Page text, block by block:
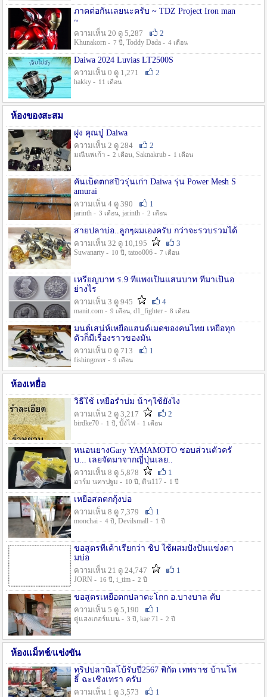
ภาคต่อกันเลยนะครับ ~ TDZ Project Iron man
~
ความเห็น 20 ดู 5,287
2
Khunakorn - 7 ปี , Toddy Dada - 4 เดือน
Daiwa 2024 Luvias LT2500S
ความเห็น 0 ดู 1,271
2
hakky - 11 เดือน
ห้องของสะสม
ฝูง คุณปู่ Daiwa
ความเห็น 2 ดู 284
2
มณีนพเก้า - 2 เดือน, Saknakrub - 1 เดือน
คันเบ็ดตกสปิ๋วรุ่นเก่า Daiwa รุ่น Power Mesh S
amurai
ความเห็น 4 ดู 390
1
jarinth - 3 เดือน, jarinth - 2 เดือน
สายปลาบ่อ..ลูกๆผมเองครับ กว่าจะรวบรวมได้
ความเห็น 32 ดู 10,195
3
Suwanarty - 10 ปี , tatoo006 - 7 เดือน
เหรียญบาท ร.9 ที่แพงเป็นแสนบาท ที่มาเป็นอ
ย่างไร
ความเห็น 3 ดู 945
4
manit.com - 9 เดือน, d1_fighter - 8 เดือน
มนต์เสน่ห์เหยื่อแฮนด์เมดของคนไทย เหยื่อทุก
ตัวก็มีเรื่องราวของมัน
ความเห็น 0 ดู 713
1
fishingover - 9 เดือน
ห้องเหยื่อ
วิธืใช้ เหยื่อรำบ่ม น้าๆใช้ยังไง
ความเห็น 2 ดู 3,217
2
birdke70 - 1 ปี , บั้งไฟ - 1 เดือน
หนอนยางGary YAMAMOTO ชอบส่วนตัวครั
บ... เลยจัดมาจากญี่ปุ่นเลย..
ความเห็น 8 ดู 5,878
1
อาร์ม นครปฐม - 10 ปี , ดิน117 - 1 ปี
เหยื่อสดตกกุ้งบ่อ
ความเห็น 8 ดู 7,379
1
monchai - 4 ปี , Devilsmall - 1 ปี
ขอสูตรที่เค้าเรียกว่า ชิป ใช้ผสมปังปั่นแข่งตา
มบ่อ
ความเห็น 21 ดู 24,747
1
JORN - 16 ปี , i_tim - 2 ปี
ขอสูตรเหยื่อตกปลาตะโกก อ.บางบาล คับ
ความเห็น 5 ดู 5,190
1
ตู่แฮงเกอร์แมน - 3 ปี , kae 71 - 2 ปี
ห้องแม็ทช์/แข่งขัน
ทริปปลานิลโบ้รับปี2567 พิกัด เทพราช บ้านโพ
ธิ์ ฉะเชิงเทรา ครับ
ความเห็น 1 ดู 3,573
1